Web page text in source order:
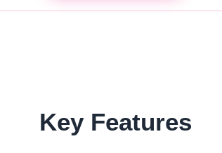
Key Features